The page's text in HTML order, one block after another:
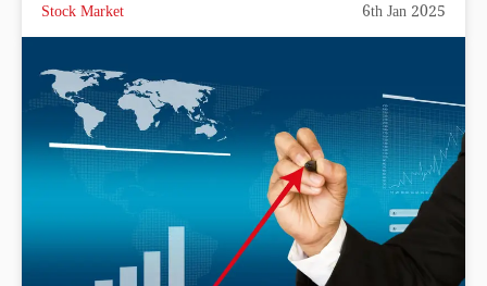
Stock Market 6th Jan 2025